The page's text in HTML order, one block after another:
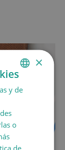
SPANISH
×
y de
o
de